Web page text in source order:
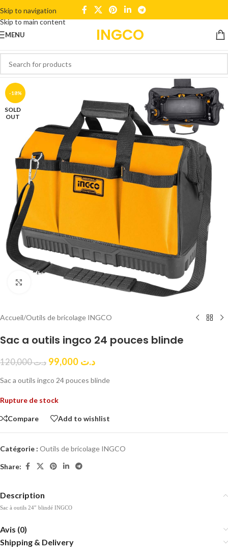
Skip to navigation
Skip to main content
MENU INGCO
-18%
SOLD
OUT
Click to enlarge
Accueil/Outils de bricolage INGCO
Sac a outils ingco 24 pouces blinde
د.ت120,000 د.ت
Sac a outils ingco 24 pouces blinde
Rupture de stock
Compare Add to wishlist
Catégorie : Outils de bricolage INGCO
Share:
Description
Sac à outils 24″ blindé INGCO
Avis (0)
Shipping & Delivery